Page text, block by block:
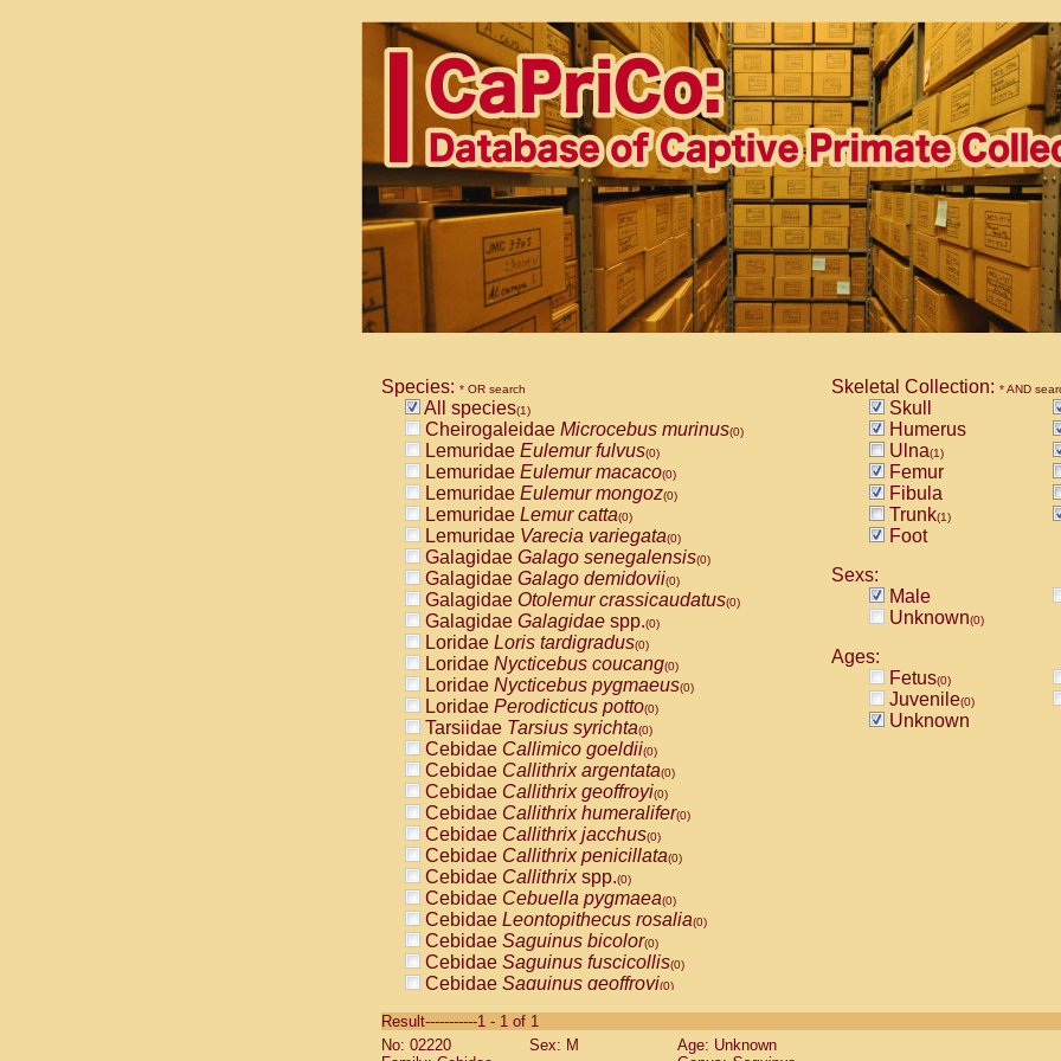
Species: * OR search
All species(1)
Cheirogaleidae Microcebus murinus(0)
Lemuridae Eulemur fulvus(0)
Lemuridae Eulemur macaco(0)
Lemuridae Eulemur mongoz(0)
Lemuridae Lemur catta(0)
Lemuridae Varecia variegata(0)
Galagidae Galago senegalensis(0)
Galagidae Galago demidovii(0)
Galagidae Otolemur crassicaudatus(0)
Galagidae Galagidae spp.(0)
Loridae Loris tardigradus(0)
Loridae Nycticebus coucang(0)
Loridae Nycticebus pygmaeus(0)
Loridae Perodicticus potto(0)
Tarsiidae Tarsius syrichta(0)
Cebidae Callimico goeldii(0)
Cebidae Callithrix argentata(0)
Cebidae Callithrix geoffroyi(0)
Cebidae Callithrix humeralifer(0)
Cebidae Callithrix jacchus(0)
Cebidae Callithrix penicillata(0)
Cebidae Callithrixspp.(0)
Cebidae Cebuella pygmaea(0)
Cebidae Leontopithecus rosalia(0)
Cebidae Saguinus bicolor(0)
Cebidae Saguinus fuscicollis(0)
Cebidae Saguinus geoffroyi(0)
CebidaeSaguinus labiatus(0)
Cebidae Saguinus leucopus (0)
Skeletal Collection: * AND
Skull
Humerus
Ulna(1)
Femur
Fibula
Trunk(1)
Foot
Sexs:
Male
Unknown(0)
Ages:
Fetus(0)
Juvenile(0)
Unknown
Result-----------1 - 1 of 1
No: 02220
Sex: M
Age: Unknown